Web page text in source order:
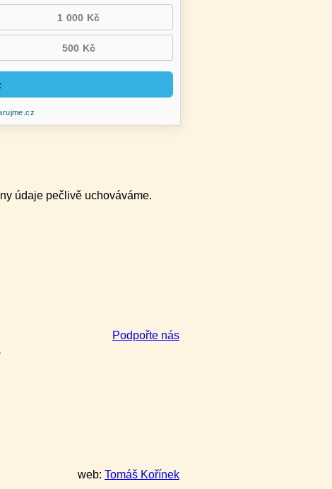
údaje pečlivě uchováváme.
Podpořte nás
web: Tomáš Kořínek